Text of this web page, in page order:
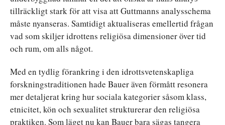
tillräckligt stark för att visa att Guttmanns analysschema
måste nyanseras. Samtidigt aktualiseras emellertid frågan
vad som skiljer idrottens religiösa dimensioner över tid
och rum, om alls något.
Med en tydlig förankring i den idrottsvetenskapliga
forskningstraditionen hade Bauer även förmått resonera
mer detaljerat kring hur sociala kategorier såsom klass,
etnicitet, kön och sexualitet strukturerar den religiösa
praktiken. Som läget nu kan Bauer bara sägas tangera